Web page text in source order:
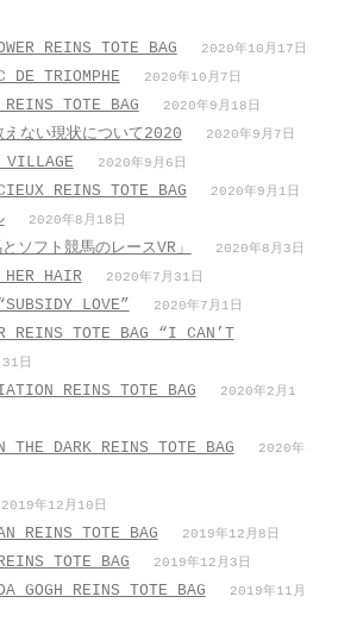
REINS TOTE BAG 2020年10月17日
TRIOMPHE 2020年10月7日
TOTE BAG 2020年9月18日
えない現状について2020 2020年9月7日
VILLAGE 2020年9月6日
REINS TOTE BAG 2020年9月1日
2020年8月18日
ソフト競馬のレースVR」 2020年8月3日
HAIR 2020年7月31日
LOVE” 2020年7月1日
TOTE BAG “I CAN’T
日
REINS TOTE BAG
2020年2月1
DARK REINS TOTE BAG
2020年
2019年12月10日
REINS TOTE BAG 2019年12月8日
TOTE BAG 2019年12月3日
GOGH REINS TOTE BAG
2019年11月